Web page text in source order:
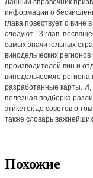
информации о
глава повествует о вине
следуют 13 глав,
самых значительных
винодельческих
производителей вин и
винодельческого
разработанные карты. И,
полезная подборка
этикеток до советов о
также словарь
Похожие